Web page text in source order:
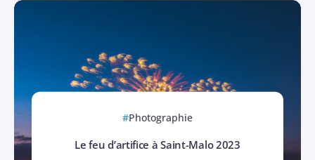
Photographie
Le feu d’artifice à Saint-Malo 2023